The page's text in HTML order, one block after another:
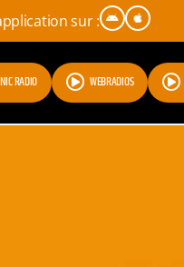
sur :
RADIO WEBRADIOS